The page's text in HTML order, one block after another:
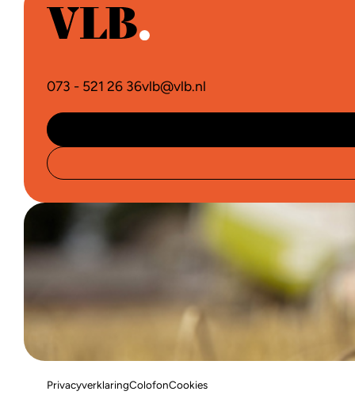
073 - 521 26 36vlb@vlb.nl
PrivacyverklaringColofonCookies